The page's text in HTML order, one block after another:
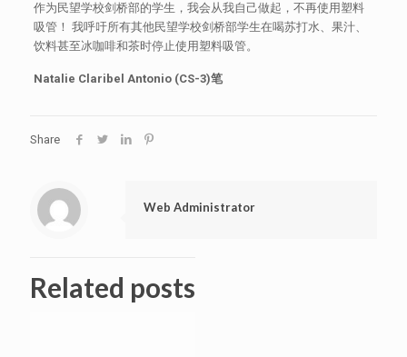
作为民望学校剑桥部的学生，我会从我自己做起，不再使用塑料
吸管！ 我呼吁所有其他民望学校剑桥部学生在喝苏打水、果汁、
饮料甚至冰咖啡和茶时停止使用塑料吸管。
Natalie Claribel Antonio (CS-3)笔
Share
Web Administrator
Related posts